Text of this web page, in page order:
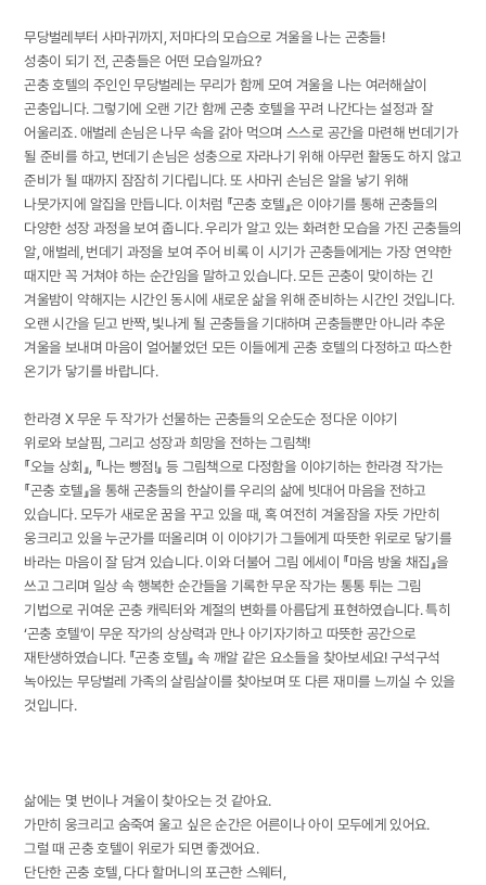
무당벌레부터 사마귀까지, 저마다의 모습으로 겨울을 나는 곤충들!
성충이 되기 전, 곤충들은 어떤 모습일까요?
곤충 호텔의 주인인 무당벌레는 무리가 함께 모여 겨울을 나는 여러해살이
곤충입니다. 그렇기에 오랜 기간 함께 곤충 호텔을 꾸려 나간다는 설정과 잘
어울리죠. 애벌레 손님은 나무 속을 갉아 먹으며 스스로 공간을 마련해 번데기가
될 준비를 하고, 번데기 손님은 성충으로 자라나기 위해 아무런 활동도 하지 않고
준비가 될 때까지 잠잠히 기다립니다. 또 사마귀 손님은 알을 낳기 위해
나뭇가지에 알집을 만듭니다. 이처럼 『곤충 호텔』은 이야기를 통해 곤충들의
다양한 성장 과정을 보여 줍니다. 우리가 알고 있는 화려한 모습을 가진 곤충들의
알, 애벌레, 번데기 과정을 보여 주어 비록 이 시기가 곤충들에게는 가장 연약한
때지만 꼭 거쳐야 하는 순간임을 말하고 있습니다. 모든 곤충이 맞이하는 긴
겨울밤이 약해지는 시간인 동시에 새로운 삶을 위해 준비하는 시간인 것입니다.
오랜 시간을 딛고 반짝, 빛나게 될 곤충들을 기대하며 곤충들뿐만 아니라 추운
겨울을 보내며 마음이 얼어붙었던 모든 이들에게 곤충 호텔의 다정하고 따스한
온기가 닿기를 바랍니다.
한라경 X 무운 두 작가가 선물하는 곤충들의 오순도순 정다운 이야기
위로와 보살핌, 그리고 성장과 희망을 전하는 그림책!
『오늘 상회』, 『나는 빵점!』 등 그림책으로 다정함을 이야기하는 한라경 작가는
『곤충 호텔』을 통해 곤충들의 한살이를 우리의 삶에 빗대어 마음을 전하고
있습니다. 모두가 새로운 꿈을 꾸고 있을 때, 혹 여전히 겨울잠을 자듯 가만히
웅크리고 있을 누군가를 떠올리며 이 이야기가 그들에게 따뜻한 위로로 닿기를
바라는 마음이 잘 담겨 있습니다. 이와 더불어 그림 에세이 『마음 방울 채집』을
쓰고 그리며 일상 속 행복한 순간들을 기록한 무운 작가는 통통 튀는 그림
기법으로 귀여운 곤충 캐릭터와 계절의 변화를 아름답게 표현하였습니다. 특히
‘곤충 호텔’이 무운 작가의 상상력과 만나 아기자기하고 따뜻한 공간으로
재탄생하였습니다. 『곤충 호텔』 속 깨알 같은 요소들을 찾아보세요! 구석구석
녹아있는 무당벌레 가족의 살림살이를 찾아보며 또 다른 재미를 느끼실 수 있을
것입니다.
삶에는 몇 번이나 겨울이 찾아오는 것 같아요.
가만히 웅크리고 숨죽여 울고 싶은 순간은 어른이나 아이 모두에게 있어요.
그럴 때 곤충 호텔이 위로가 되면 좋겠어요.
단단한 곤충 호텔, 다다 할머니의 포근한 스웨터,